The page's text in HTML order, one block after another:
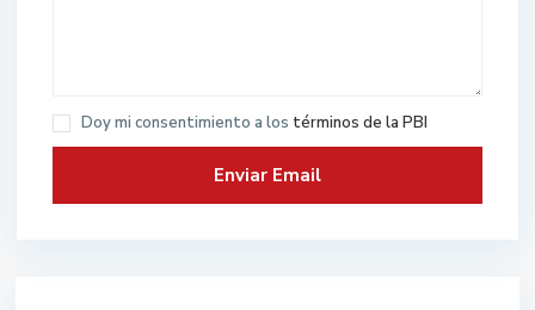
Doy mi consentimiento a los términos de la PBI